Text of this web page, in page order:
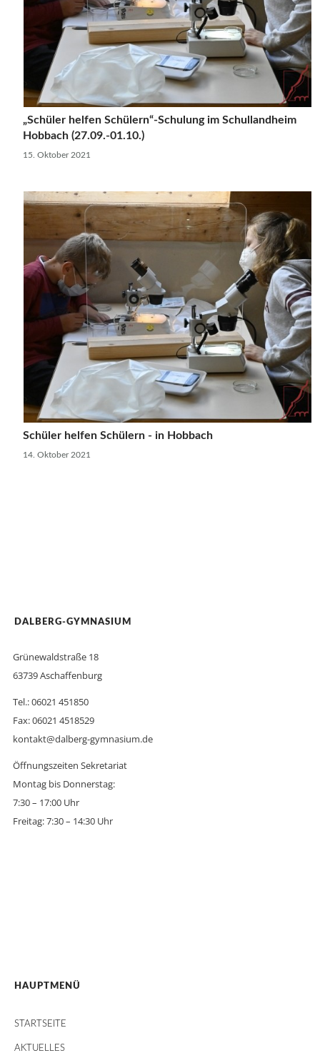
„Schüler helfen Schülern“-Schulung im Schullandheim
Hobbach (27.09.-01.10.)
15. Oktober 2021
Schüler helfen Schülern - in Hobbach
14. Oktober 2021
DALBERG-GYMNASIUM
Grünewaldstraße 18
63739 Aschaffenburg
Tel.: 06021 451850
Fax: 06021 4518529
kontakt@dalberg-gymnasium.de
Öffnungszeiten Sekretariat
Montag bis Donnerstag:
7:30 – 17:00 Uhr
Freitag: 7:30 – 14:30 Uhr
HAUPTMENÜ
STARTSEITE
AKTUELLES